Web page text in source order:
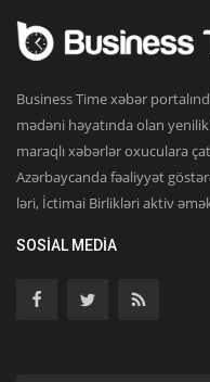
Business Time xəbər
mədəni həyatında olan
maraqlı xəbərlər oxuculara
Azərbaycanda fəaliyyət
ləri, İctimai Birlikləri aktiv
SOSIAL MEDIA